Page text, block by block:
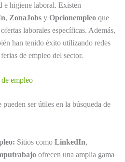
e higiene laboral. Existen
, ZonaJobs y Opcionempleo que
laborales específicas. Además,
han tenido éxito utilizando redes
de empleo del sector.
empleo
ser útiles en la búsqueda de
Sitios como LinkedIn,
ofrecen una amplia gama